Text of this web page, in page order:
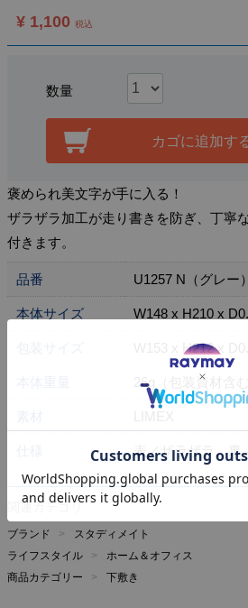
¥ 1,100 税込
数量
カゴに追加す
褒められ美文字が手に入る！
ザラザラ加工が走り書きを防ぎ、丁寧
付きます。
品番 U1257 N（グレー）
本体サイズ W148 x H210 x
W153 x H212 x
26g（包装資材含む
表／ザラザラ、裏
関連カテゴリ
ブランド
スタディメイト
ライフスタイル
ホーム＆オフィス
商品カテゴリー
下敷き